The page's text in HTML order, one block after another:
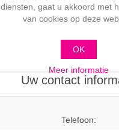
Uw contact
Telefoon:
diensten, gaat u akkoord met
van cookies op deze
OK
Meer informatie